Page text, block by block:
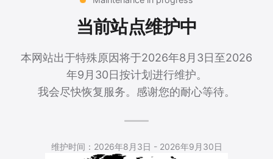
当前站点维护中
本网站出于特殊原因将于2026年8月3日至2026
年9月30日按计划进行维护。
我会尽快恢复服务。感谢您的耐心等待。
维护时间：2026年8月3日 - 2026年9月30日
5,545 Total Pageviews